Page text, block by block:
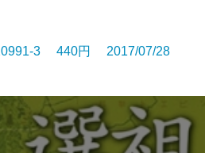
3 440円 2017/07/28